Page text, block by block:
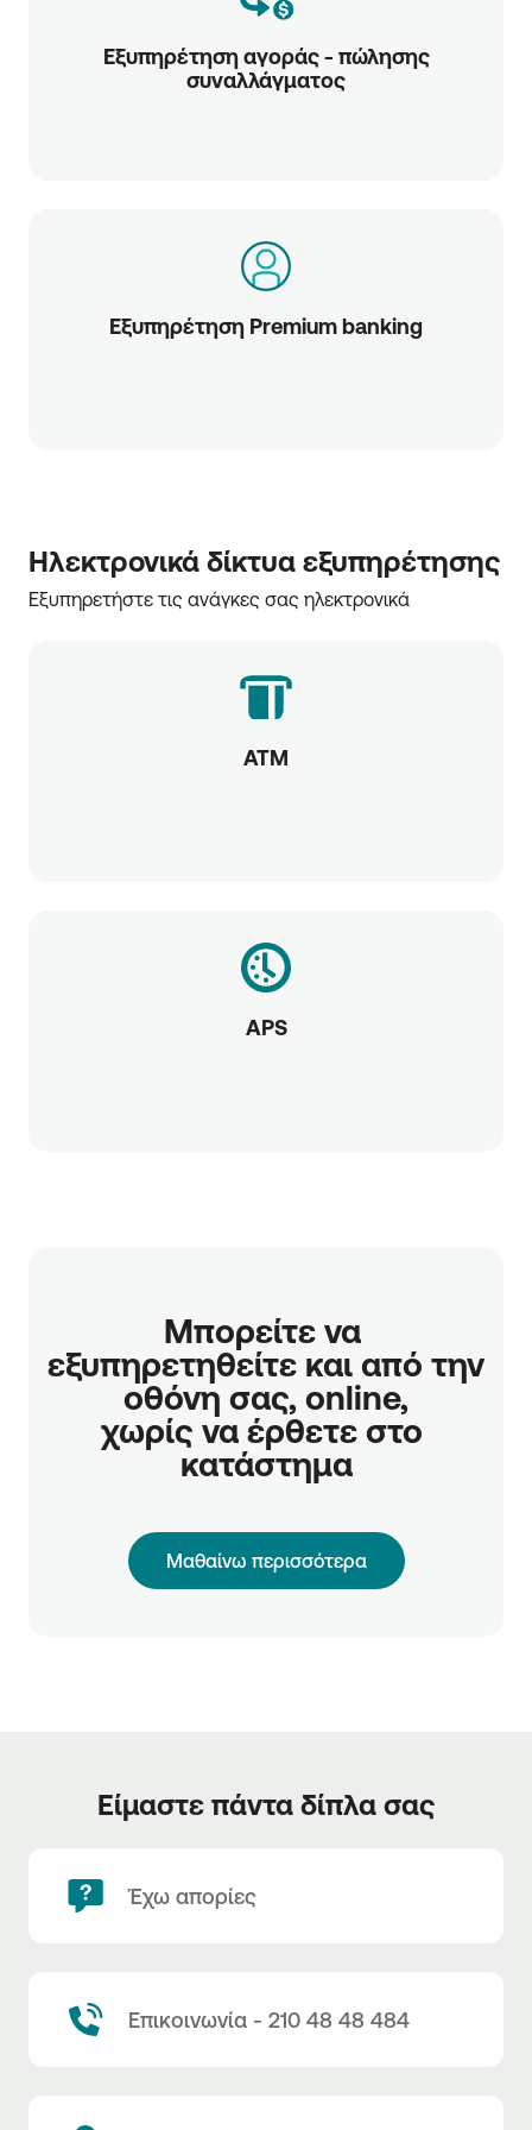
Εξυπηρέτηση αγοράς - πώλησης
συναλλάγματος
Εξυπηρέτηση Premium banking
Ηλεκτρονικά δίκτυα εξυπηρέτησης
Εξυπηρετήστε τις ανάγκες σας ηλεκτρονικά
ATM
APS
Μπορείτε να
εξυπηρετηθείτε και από την
οθόνη σας, online,
χωρίς να έρθετε στο
κατάστημα
Μαθαίνω περισσότερα
Είμαστε πάντα δίπλα σας
Έχω απορίες
Επικοινωνία - 210 48 48 484